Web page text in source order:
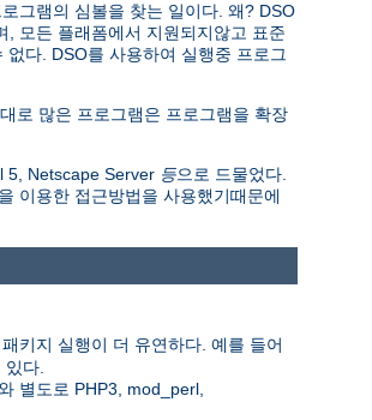
그램의 심볼을 찾는 일이다. 왜? DSO
모든 플래폼에서 지원되지않고 표준
다. DSO를 사용하여 실행중 프로그
로 많은 프로그램은 프로그램을 확장
5, Netscape Server 등으로 드물었다.
이용한 접근방법을 사용했기때문에
키지 실행이 더 유연하다. 예를 들어
다.
별도로 PHP3, mod_perl,